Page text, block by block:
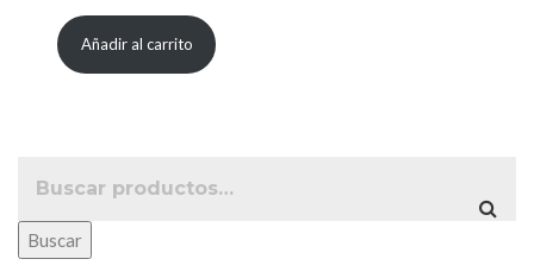
precio
original
precio
actual
Añadir al carrito
Buscar